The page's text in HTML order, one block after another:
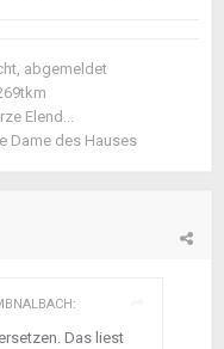
abgemeldet
Elend...
Dame des Hauses
:
Das liest